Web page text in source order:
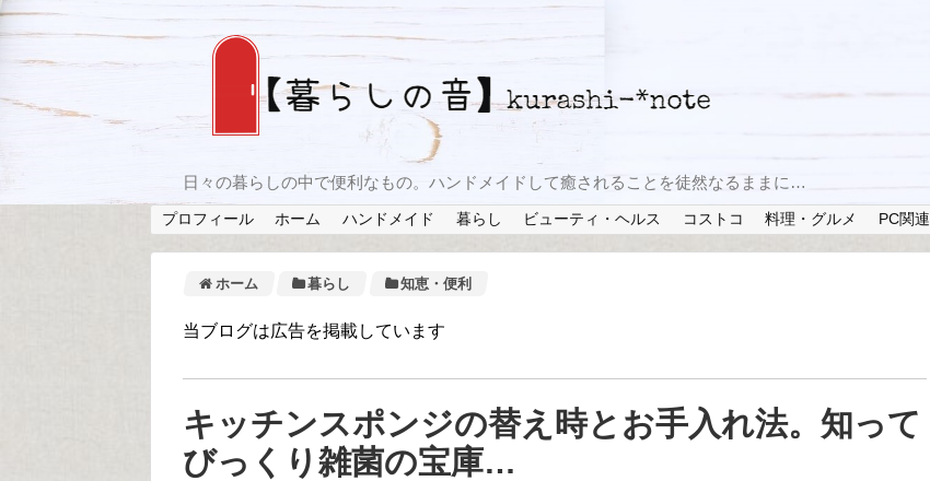
日々の暮らしの中で便利なもの。ハンドメイドして癒されることを徒然なるままに…
プロフィール ホーム ハンドメイド 暮らし ビューティ・ヘルス コストコ 料理・グルメ PC関連
ホーム 暮らし 知恵・便利
当ブログは広告を掲載しています
キッチンスポンジの替え時とお手入れ法。知って
びっくり雑菌の宝庫…